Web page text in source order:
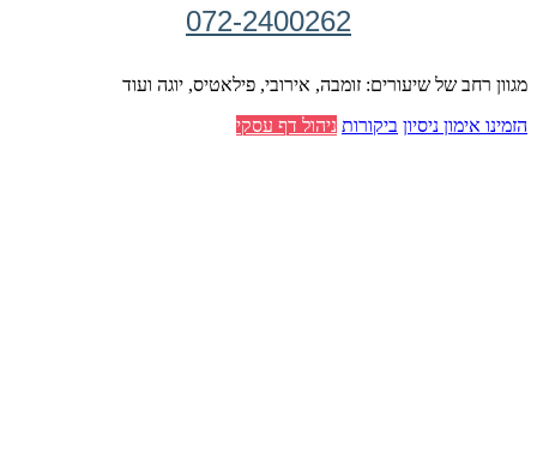
072-2400262
מגוון רחב של שיעורים: זומבה, אירובי, פילאטיס, יוגה ועוד
הזמינו אימון ניסיון ביקורות ניהול דף עסקי